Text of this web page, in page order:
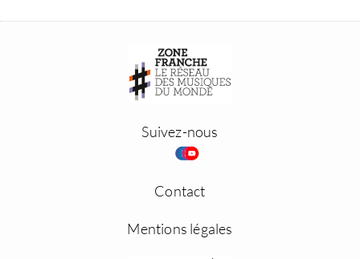
Suivez-nous
Contact
Mentions légales